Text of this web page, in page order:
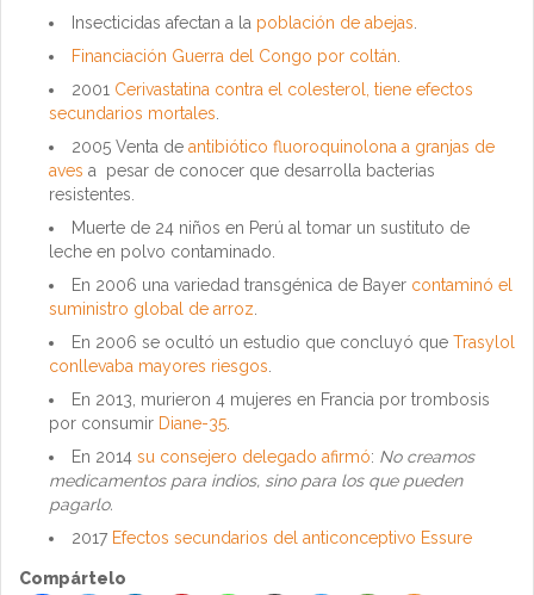
Insecticidas afectan a la población de abejas
Financiación Guerra del Congo por coltán
2001 Cerivastatina contra el colesterol, tiene efectos
secundarios mortales
2005 Venta de antibiótico fluoroquinolona a granjas de
aves a pesar de conocer que desarrolla bacterias
resistentes.
Muerte de 24 niños en Perú al tomar un sustituto de
leche en polvo contaminado.
En 2006 una variedad transgénica de Bayer contaminó el
suministro global de arroz
En 2006 se ocultó un estudio que concluyó que Trasylol
conllevaba mayores riesgos
​En 2013, murieron 4 mujeres en Francia por trombosis
por consumir Diane-35
En 2014 su consejero delegado afirmó: No creamos
medicamentos para indios, sino para los que pueden
pagarlo.
2017 Efectos secundarios del anticonceptivo Essure
Compártelo